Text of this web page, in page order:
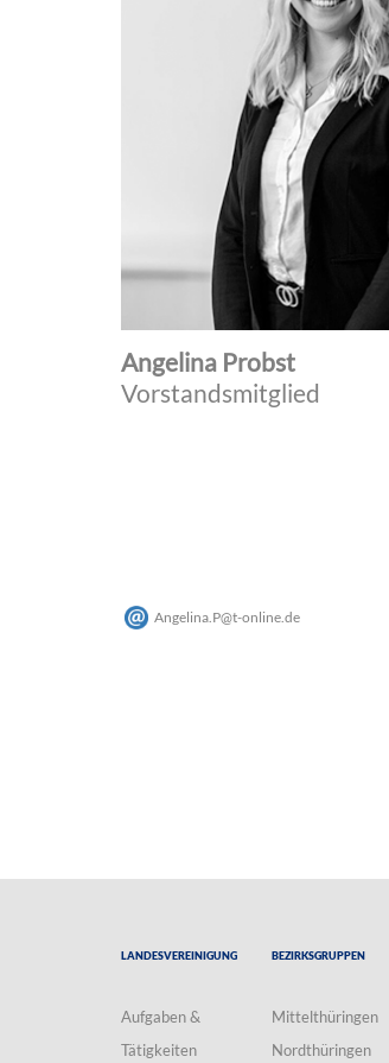
Angelina Probst
Vorstandsmitglied
Angelina.P@t-online.de
Landesvereinigung
Aufgaben &
Tätigkeiten
Bezirksgruppen
Mittelthüringen
Nordthüringen